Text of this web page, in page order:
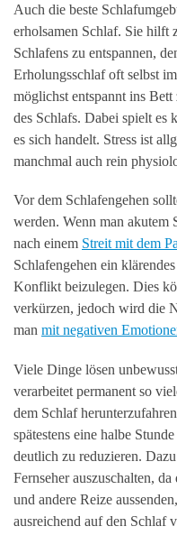
Auch die beste
erholsamen Schlaf. Sie hilft
Schlafens zu entspannen,
Erholungsschlaf oft selbst
möglichst entspannt ins Bett
des Schlafs. Dabei spielt es
es sich handelt. Stress ist
manchmal auch rein
Vor dem Schlafengehen
werden. Wenn man akutem
nach einem Streit mit dem
Schlafengehen ein
Konflikt beizulegen. Dies
verkürzen, jedoch wird die
man mit negativen
Viele Dinge lösen
verarbeitet permanent so
dem Schlaf
spätestens eine halbe
deutlich zu reduzieren.
Fernseher auszuschalten,
und andere Reize
ausreichend auf den Schlaf